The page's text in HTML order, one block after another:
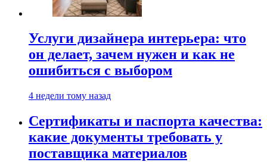
Услуги дизайнера интерьера: что
он делает, зачем нужен и как не
ошибиться с выбором
4 недели тому назад
Сертификаты и паспорта качества:
какие документы требовать у
поставщика материалов